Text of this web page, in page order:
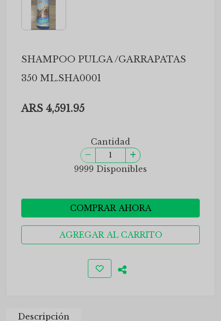
SHAMPOO PULGA /GARRAPATAS
350 ML.SHA0001
ARS 4,591.95
Cantidad
9999 Disponibles
COMPRAR AHORA
AGREGAR AL CARRITO
Descripción